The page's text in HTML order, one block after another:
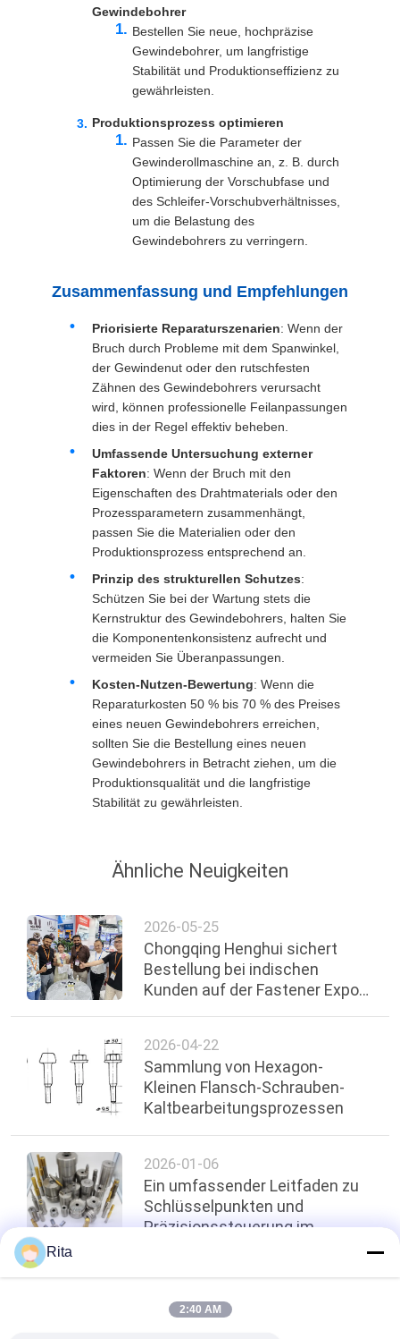
Gewindebohrer
Bestellen Sie neue, hochpräzise
Gewindebohrer, um langfristige
Stabilität und Produktionseffizienz zu
gewährleisten.
Produktionsprozess optimieren
Passen Sie die Parameter der
Gewinderollmaschine an, z. B. durch
Optimierung der Vorschubfase und
des Schleifer-Vorschubverhältnisses,
um die Belastung des
Gewindebohrers zu verringern.
Zusammenfassung und Empfehlungen
Priorisierte Reparaturszenarien: Wenn der
Bruch durch Probleme mit dem Spanwinkel,
der Gewindenut oder den rutschfesten
Zähnen des Gewindebohrers verursacht
wird, können professionelle Feilanpassungen
dies in der Regel effektiv beheben.
Umfassende Untersuchung externer
Faktoren: Wenn der Bruch mit den
Eigenschaften des Drahtmaterials oder den
Prozessparametern zusammenhängt,
passen Sie die Materialien oder den
Produktionsprozess entsprechend an.
Prinzip des strukturellen Schutzes:
Schützen Sie bei der Wartung stets die
Kernstruktur des Gewindebohrers, halten Sie
die Komponentenkonsistenz aufrecht und
vermeiden Sie Überanpassungen.
Kosten-Nutzen-Bewertung: Wenn die
Reparaturkosten 50 % bis 70 % des Preises
eines neuen Gewindebohrers erreichen,
sollten Sie die Bestellung eines neuen
Gewindebohrers in Betracht ziehen, um die
Produktionsqualität und die langfristige
Stabilität zu gewährleisten.
Ähnliche Neuigkeiten
2026-05-25
Chongqing Henghui sichert
Bestellung bei indischen
Kunden auf der Fastener Expo
2026-04-22
Sammlung von Hexagon-
Kleinen Flansch-Schrauben-
Kaltbearbeitungsprozessen
2026-01-06
Ein umfassender Leitfaden zu
Schlüsselpunkten und
Präzisionssteuerung im
oben
Rita
2:40 AM